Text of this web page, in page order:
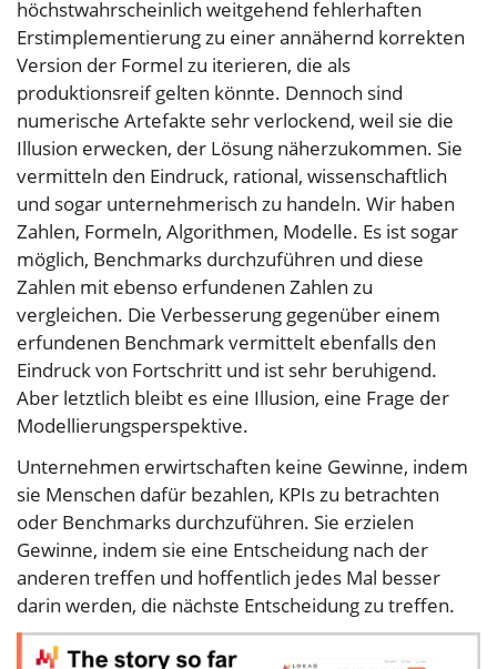
höchstwahrscheinlich weitgehend fehlerhaften
Erstimplementierung zu einer annähernd korrekten
Version der Formel zu iterieren, die als
produktionsreif gelten könnte. Dennoch sind
numerische Artefakte sehr verlockend, weil sie die
Illusion erwecken, der Lösung näherzukommen. Sie
vermitteln den Eindruck, rational, wissenschaftlich
und sogar unternehmerisch zu handeln. Wir haben
Zahlen, Formeln, Algorithmen, Modelle. Es ist sogar
möglich, Benchmarks durchzuführen und diese
Zahlen mit ebenso erfundenen Zahlen zu
vergleichen. Die Verbesserung gegenüber einem
erfundenen Benchmark vermittelt ebenfalls den
Eindruck von Fortschritt und ist sehr beruhigend.
Aber letztlich bleibt es eine Illusion, eine Frage der
Modellierungsperspektive.
Unternehmen erwirtschaften keine Gewinne, indem
sie Menschen dafür bezahlen, KPIs zu betrachten
oder Benchmarks durchzuführen. Sie erzielen
Gewinne, indem sie eine Entscheidung nach der
anderen treffen und hoffentlich jedes Mal besser
darin werden, die nächste Entscheidung zu treffen.